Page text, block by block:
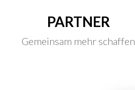
PARTNER
Gemeinsam mehr schaffen